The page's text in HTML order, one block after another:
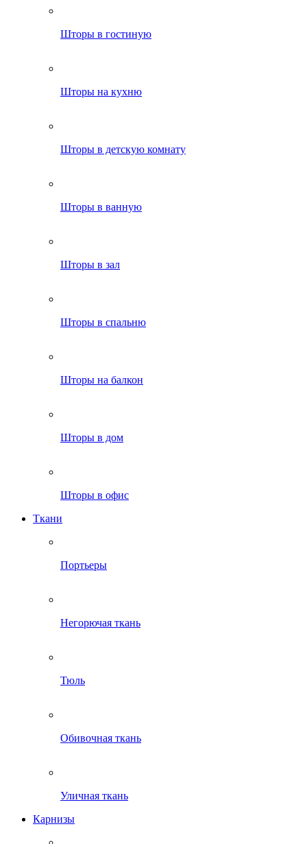
Шторы в гостиную
Шторы на кухню
Шторы в детскую комнату
Шторы в ванную
Шторы в зал
Шторы в спальню
Шторы на балкон
Шторы в дом
Шторы в офис
Ткани
Портьеры
Негорючая ткань
Тюль
Обивочная ткань
Уличная ткань
Карнизы